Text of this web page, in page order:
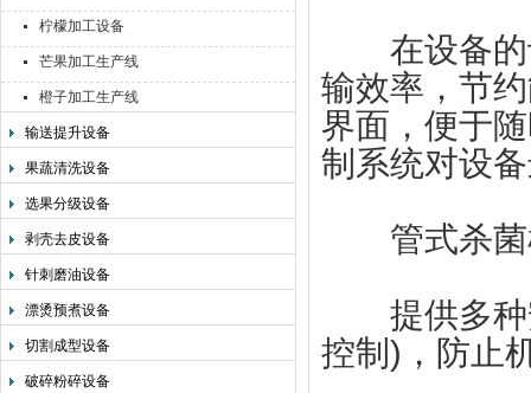
柠檬加工设备
芒果加工生产线
橙子加工生产线
输送提升设备
果蔬清洗设备
选果分级设备
剥壳去皮设备
针刺磨油设备
漂烫预煮设备
切割成型设备
破碎粉碎设备
在设备的
输效率，节
界面，便于
制系统对设
管式杀菌
提供多种
控制)，防止